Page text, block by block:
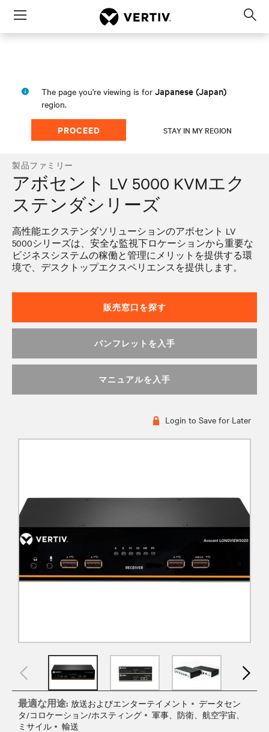
Menu
The page you're viewing is for Japanese (Japan)
region.
PROCEED STAY IN MY REGION
製品ファミリー
アボセント LV 5000 KVMエク
ステンダシリーズ
高性能エクステンダソリューションのアボセント LV
5000シリーズは、安全な監視下ロケーションから重要な
ビジネスシステムの稼働と管理にメリットを提供する環
境で、デスクトップエクスペリエンスを提供します。
販売窓口を探す
パンフレットを入手
マニュアルを入手
Login to Save for Later
最適な用途: 放送およびエンターテイメント
データセン
タ/コロケーション/ホスティング
軍事、防衛、航空宇宙、
ミサイル
輸送